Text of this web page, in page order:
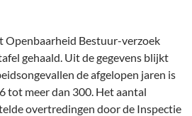
Openbaarheid Bestuur-verzoek
gehaald. Uit de gegevens blijkt
de afgelopen jaren is
tot meer dan 300. Het aantal
overtredingen door de Inspectie